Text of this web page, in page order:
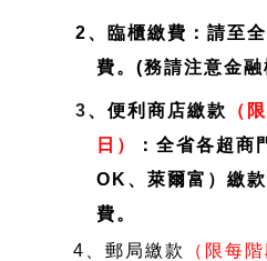
2、臨櫃繳費：請至
費。(務請注意金
3、便利商店繳款
（
日）
：全省各超商
OK、萊爾富）繳
費。
4、郵局繳款
（限每